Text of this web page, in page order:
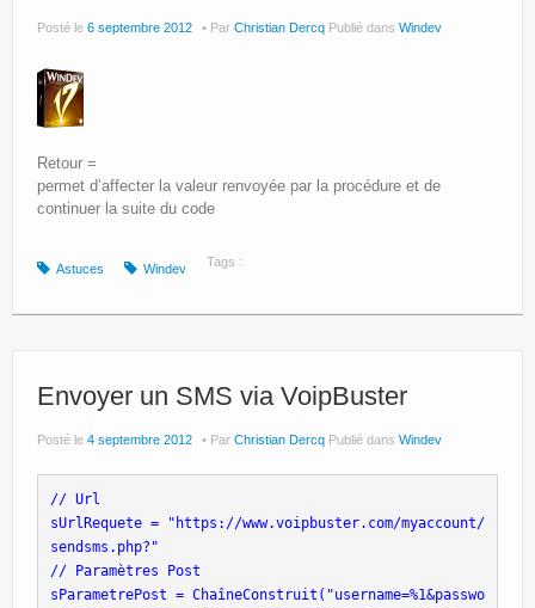
Posté le 6 septembre 2012 Par Christian Dercq Publié dans Windev
Retour =
permet d’affecter la valeur renvoyée par la procédure et de
continuer la suite du code
Tags :
Astuces Windev
Envoyer un SMS via VoipBuster
Posté le 4 septembre 2012 Par Christian Dercq Publié dans Windev
// Url
sUrlRequete = "https://www.voipbuster.com/myaccount/
sendsms.php?"
// Paramètres Post
sParametrePost = ChaîneConstruit("username=%1&passwo